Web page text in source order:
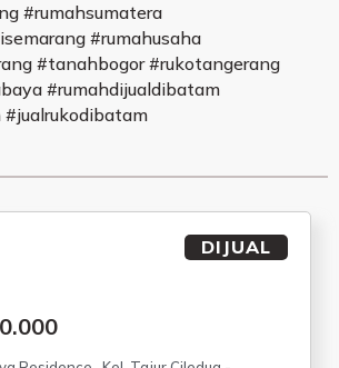
#rumahsumatera
#rumahusaha
#tanahbogor #rukotangerang
#rumahdijualdibatam
DIJUAL